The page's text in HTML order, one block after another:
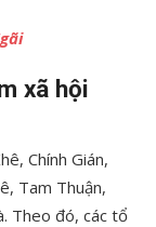
xã hội
Chính Gián,
Tam Thuận,
Theo đó, các tổ